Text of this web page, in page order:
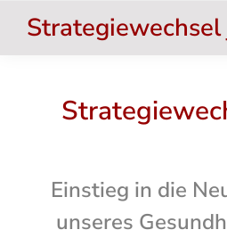
Inhalt
springen
Umsetzung
Einstieg in die
unseres